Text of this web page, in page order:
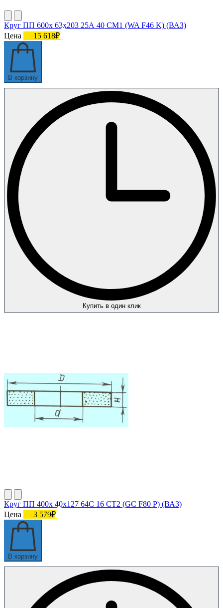
Круг ПП 600х 63х203 25А 40 СМ1 (WA F46 K) (ВАЗ)
Цена
15 618₽
В корзину
Купить в один клик
Круг ПП 400х 40х127 64С 16 СТ2 (GC F80 P) (ВАЗ)
Цена
3 579₽
В корзину